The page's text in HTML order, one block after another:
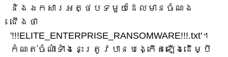
និងឯកសារអត្ថបទមួយដែលមានចំណង
ជើងថា
'!!!ELITE_ENTERPRISE_RANSOMWARE!!!.txt'។
កំណត់ចំណាំទាំងនេះត្រូវបានបង្កើតឡើងដើម្បី